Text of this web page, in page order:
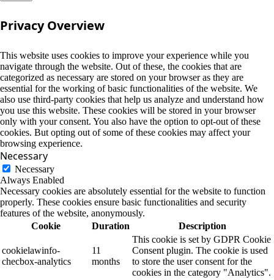
Privacy Overview
This website uses cookies to improve your experience while you
navigate through the website. Out of these, the cookies that are
categorized as necessary are stored on your browser as they are
essential for the working of basic functionalities of the website. We
also use third-party cookies that help us analyze and understand how
you use this website. These cookies will be stored in your browser
only with your consent. You also have the option to opt-out of these
cookies. But opting out of some of these cookies may affect your
browsing experience.
Necessary
Necessary
Always Enabled
Necessary cookies are absolutely essential for the website to function
properly. These cookies ensure basic functionalities and security
features of the website, anonymously.
Cookie
Duration Description
cookielawinfo-
checbox-analytics
11
months
This cookie is set by GDPR Cookie
Consent plugin. The cookie is used
to store the user consent for the
cookies in the category "Analytics".